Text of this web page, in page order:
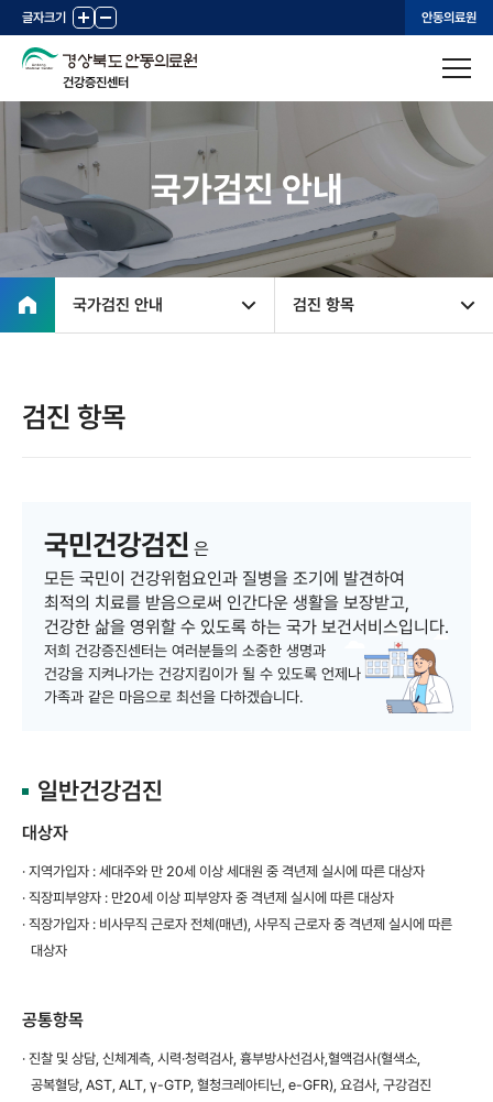
글자크기 + - 안동의료원
건강증진센터
국가검진 안내
검진 항목
국가검진 안내 검진 항목
국민건강검진 은
모든 국민이 건강위험요인과 질병을 조기에 발견하여
최적의 치료를 받음으로써 인간다운 생활을 보장받고,
건강한 삶을 영위할 수 있도록 하는 국가 보건서비스입니다.
저희 건강증진센터는 여러분들의 소중한 생명과
건강을 지켜나가는 건강지킴이가 될 수 있도록 언제나
가족과 같은 마음으로 최선을 다하겠습니다.
일반건강검진
대상자
· 지역가입자 : 세대주와 만 20세 이상 세대원 중 격년제 실시에 따른 대상자
· 직장피부양자 : 만20세 이상 피부양자 중 격년제 실시에 따른 대상자
· 직장가입자 : 비사무직 근로자 전체(매년), 사무직 근로자 중 격년제 실시에 따른
대상자
공통항목
· 진찰 및 상담, 신체계측, 시력·청력검사, 흉부방사선검사,혈액검사(혈색소,
공복혈당, AST, ALT, γ-GTP, 혈청크레아티닌, e-GFR), 요검사, 구강검진